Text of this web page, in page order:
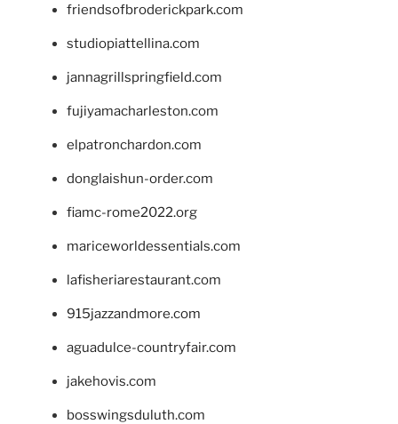
friendsofbroderickpark.com
studiopiattellina.com
jannagrillspringfield.com
fujiyamacharleston.com
elpatronchardon.com
donglaishun-order.com
fiamc-rome2022.org
mariceworldessentials.com
lafisheriarestaurant.com
915jazzandmore.com
aguadulce-countryfair.com
jakehovis.com
bosswingsduluth.com